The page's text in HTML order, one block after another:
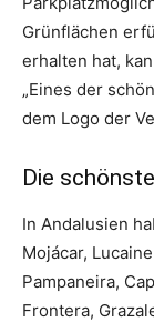
Grünflächen
erhalten hat,
„Eines der
dem Logo der
Die
In Andalusien
Mojácar,
Pampaneira,
Frontera,